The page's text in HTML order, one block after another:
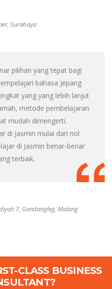
Surabaya
pilihan yang tepat bagi
bahasa Jepang
yang yang lebih lanjut
metode pembelajaran
mudah dimengerti.
di Jasmin mulai dari nol
di Jasmin benar-benar
terbaik.
7, Gondangleg, Malang
CLASS BUSINESS